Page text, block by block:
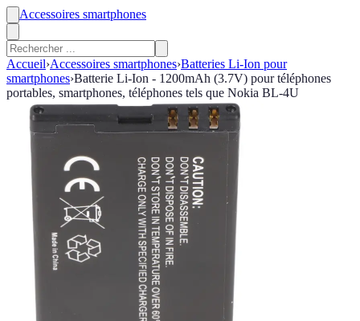
Accessoires smartphones
Accueil›Accessoires smartphones›Batteries Li-Ion pour
smartphones›Batterie Li-Ion - 1200mAh (3.7V) pour téléphones
portables, smartphones, téléphones tels que Nokia BL-4U